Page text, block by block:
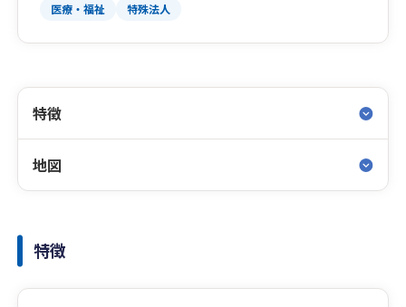
医療・福祉 特殊法人
特徴
地図
特徴